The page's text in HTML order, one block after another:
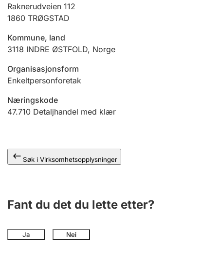
Jeger
Ektepaktveileder
Offentlig sektor
Raknerudveien 112
1860 TRØGSTAD
Kommune, land
3118 INDRE ØSTFOLD, Norge
Organisasjonsform
Enkeltpersonforetak
Næringskode
47.710 Detaljhandel med klær
Søk i Virksomhetsopplysninger
Fant du det du lette etter?
Ja Nei